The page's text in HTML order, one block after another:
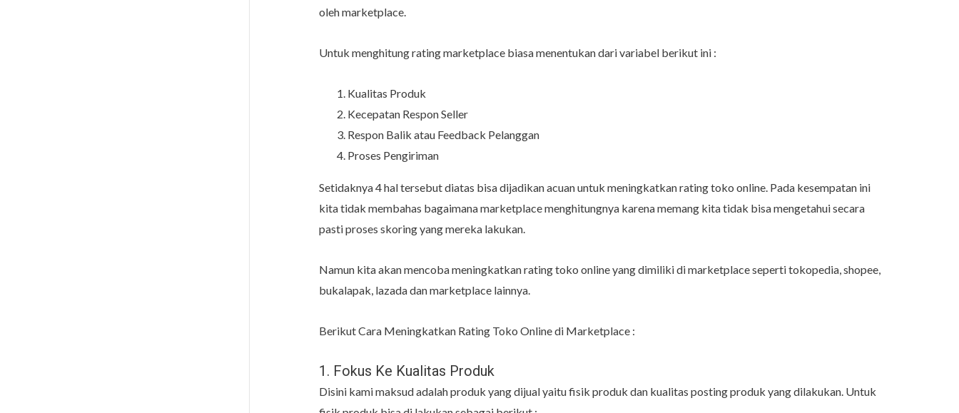
oleh marketplace.
Untuk menghitung rating marketplace biasa menentukan dari variabel berikut ini :
Kualitas Produk
Kecepatan Respon Seller
Respon Balik atau Feedback Pelanggan
Proses Pengiriman
Setidaknya 4 hal tersebut diatas bisa dijadikan acuan untuk meningkatkan rating toko online. Pada kesempatan ini
kita tidak membahas bagaimana marketplace menghitungnya karena memang kita tidak bisa mengetahui secara
pasti proses skoring yang mereka lakukan.
Namun kita akan mencoba meningkatkan rating toko online yang dimiliki di marketplace seperti tokopedia, shopee,
bukalapak, lazada dan marketplace lainnya.
Berikut Cara Meningkatkan Rating Toko Online di Marketplace :
1. Fokus Ke Kualitas Produk
Disini kami maksud adalah produk yang dijual yaitu fisik produk dan kualitas posting produk yang dilakukan. Untuk